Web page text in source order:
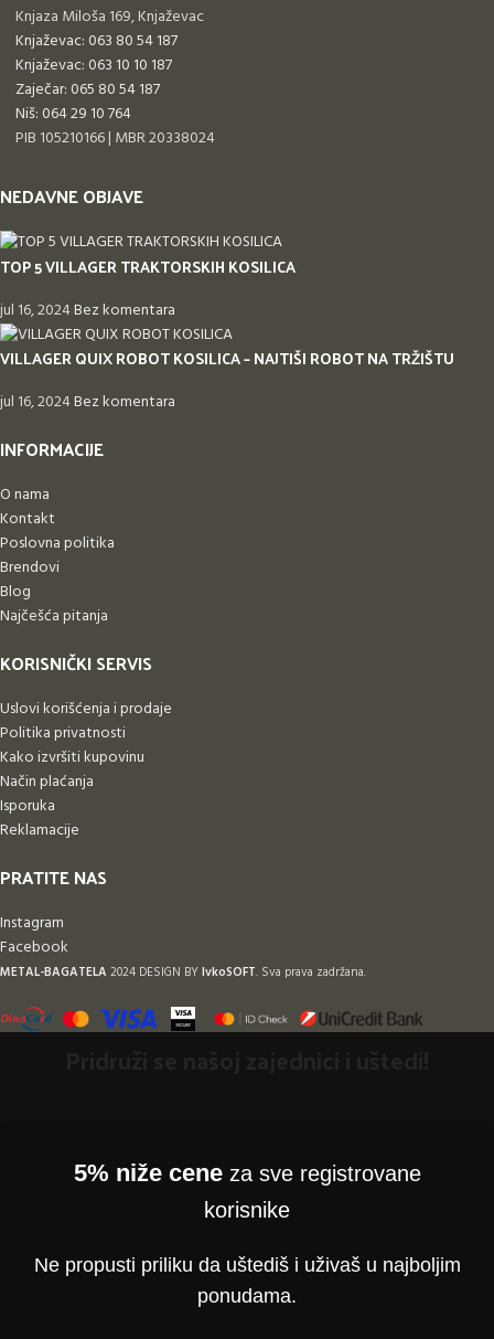
Knjaza Miloša 169, Knjaževac
Knjaževac: 063 80 54 187
Knjaževac: 063 10 10 187
Zaječar: 065 80 54 187
Niš: 064 29 10 764
PIB 105210166 | MBR 20338024
NEDAVNE OBJAVE
TOP 5 VILLAGER TRAKTORSKIH KOSILICA
jul 16, 2024Bez komentara
VILLAGER QUIX ROBOT KOSILICA – NAJTIŠI ROBOT NA TRŽIŠTU
jul 16, 2024Bez komentara
INFORMACIJE
O nama
Kontakt
Poslovna politika
Brendovi
Blog
Najčešća pitanja
KORISNIČKI SERVIS
Uslovi korišćenja i prodaje
Politika privatnosti
Kako izvršiti kupovinu
Način plaćanja
Isporuka
Reklamacije
PRATITE NAS
Instagram
Facebook
METAL-BAGATELA 2024 DESIGN BYIvkoSOFT. Sva prava zadržana.
5% niže ceneza sve registrovane
korisnike
Ne propusti priliku da uštediš i uživaš u najboljim
ponudama.